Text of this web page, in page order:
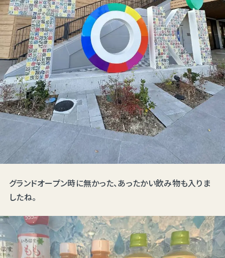
グランドオープン時に無かった、あったかい飲み物も入りま
したね。